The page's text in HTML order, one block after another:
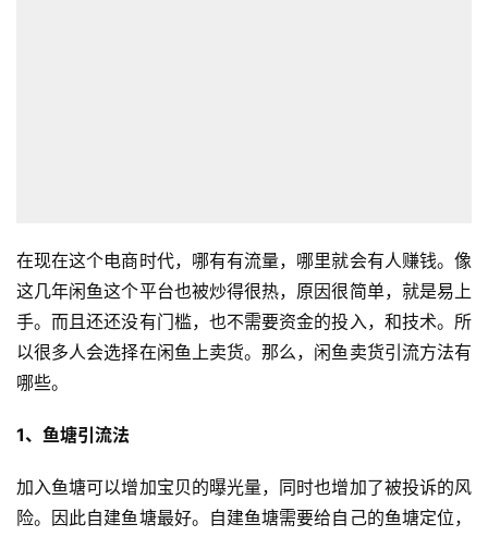
在现在这个电商时代，哪有有流量，哪里就会有人赚钱。像
这几年闲鱼这个平台也被炒得很热，原因很简单，就是易上
手。而且还还没有门槛，也不需要资金的投入，和技术。所
以很多人会选择在闲鱼上卖货。那么，闲鱼卖货引流方法有
哪些。
1、鱼塘引流法
加入鱼塘可以增加宝贝的曝光量，同时也增加了被投诉的风
险。因此自建鱼塘最好。自建鱼塘需要给自己的鱼塘定位，